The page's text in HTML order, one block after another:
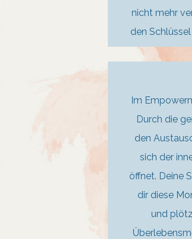
nicht mehr
den
Im
Durch die
den
sich der
öffnet. Deine
dir diese
und